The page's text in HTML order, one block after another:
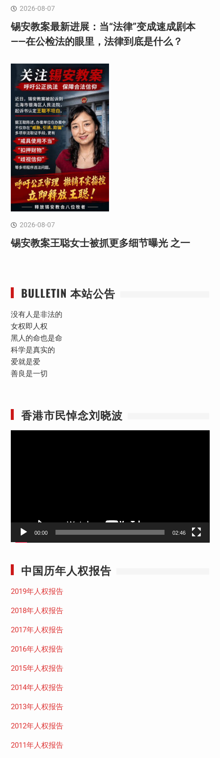
2026-08-07
锡安教案最新进展：当“法律”变成速成剧本
——在公检法的眼里，法律到底是什么？
2026-08-07
锡安教案王聪女士被抓更多细节曝光 之一
BULLETIN 本站公告
没有人是非法的
女权即人权
黑人的命也是命
科学是真实的
爱就是爱
善良是一切
香港市民悼念刘晓波
00:00 02:46
中国历年人权报告
2019年人权报告
2018年人权报告
2017年人权报告
2016年人权报告
2015年人权报告
2014年人权报告
2013年人权报告
2012年人权报告
2011年人权报告